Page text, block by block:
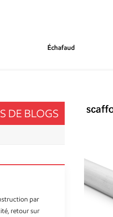
Échafaud
DE BLOGS
par
retour sur